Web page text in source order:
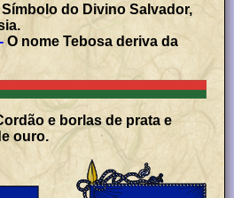
Símbolo do Divino Salvador,
O nome Tebosa deriva da
e borlas de prata e
ouro.